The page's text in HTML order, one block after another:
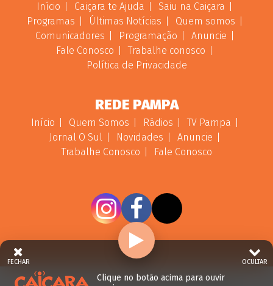
Início Caiçara te Ajuda
Saiu na Caiçara
Programas
Últimas Notícias
Quem somos
Comunicadores
Programação
Anuncie
Fale Conosco
Trabalhe conosco
Política de Privacidade
REDE PAMPA
Início Quem Somos Rádios
TV Pampa
Jornal O Sul
Novidades
Anuncie
Trabalhe Conosco
Fale Conosco
OCULTAR
FECHAR
Clique no botão acima para ouvir